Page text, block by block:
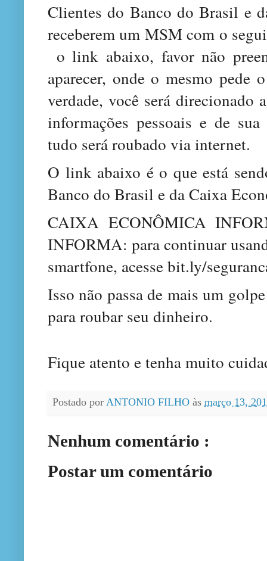
Clientes do Banco do Brasil e
receberem um MSM com o
o link abaixo, favor não
aparecer, onde o mesmo pede
verdade, você será direcionado
informações pessoais e de
tudo será roubado via internet.
O link abaixo é o que está
Banco do Brasil e da Caixa
CAIXA ECONÔMICA
INFORMA: para continuar
smartfone, acesse bit.ly/
Isso não passa de mais um
para roubar seu dinheiro.
Fique atento e tenha muito
Postado por ANTONIO FILHO às março 13,
Nenhum comentário :
Postar um comentário